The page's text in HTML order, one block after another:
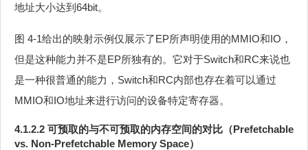
地址大小达到64bit。
图 4‑1给出的映射示例仅展示了EP所声明使用的MMIO和IO，
但是这种能力并不是EP所独有的。它对于Switch和RC来说也
是一种很普通的能力，Switch和RC内部也存在着可以通过
MMIO和IO地址来进行访问的设备特定寄存器。
4.1.2.2 可预取的与不可预取的内存空间的对比（Prefetchable
vs. Non-Prefetchable Memory Space）